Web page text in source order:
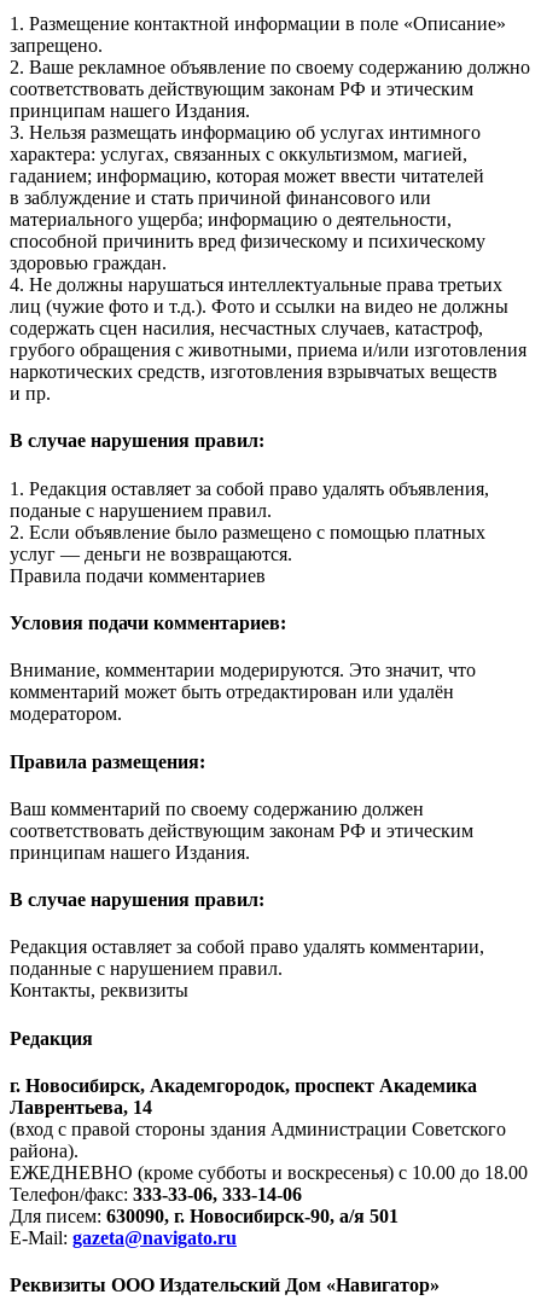
1. Размещение контактной информации в поле «Описание»
запрещено.
2. Ваше рекламное объявление по своему содержанию должно
соответствовать действующим законам РФ и этическим
принципам нашего Издания.
3. Нельзя размещать информацию об услугах интимного
характера: услугах, связанных с оккультизмом, магией,
гаданием; информацию, которая может ввести читателей
в заблуждение и стать причиной финансового или
материального ущерба; информацию о деятельности,
способной причинить вред физическому и психическому
здоровью граждан.
4. Не должны нарушаться интеллектуальные права третьих
лиц (чужие фото и т.д.). Фото и ссылки на видео не должны
содержать сцен насилия, несчастных случаев, катастроф,
грубого обращения с животными, приема и/или изготовления
наркотических средств, изготовления взрывчатых веществ
и пр.
В случае нарушения правил:
1. Редакция оставляет за собой право удалять объявления,
поданые с нарушением правил.
2. Если объявление было размещено с помощью платных
услуг — деньги не возвращаются.
Правила подачи комментариев
Условия подачи комментариев:
Внимание, комментарии модерируются. Это значит, что
комментарий может быть отредактирован или удалён
модератором.
Правила размещения:
Ваш комментарий по своему содержанию должен
соответствовать действующим законам РФ и этическим
принципам нашего Издания.
В случае нарушения правил:
Редакция оставляет за собой право удалять комментарии,
поданные с нарушением правил.
Контакты, реквизиты
Редакция
г. Новосибирск, Академгородок, проспект Академика
Лаврентьева, 14
(вход с правой стороны здания Администрации Советского
района).
ЕЖЕДНЕВНО (кроме субботы и воскресенья) с 10.00 до 18.00
Телефон/факс: 333-33-06, 333-14-06
Для писем: 630090, г. Новосибирск-90, а/я 501
E-Mail: gazeta@navigato.ru
Реквизиты ООО Издательский Дом «Навигатор»